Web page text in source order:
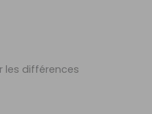
les différences